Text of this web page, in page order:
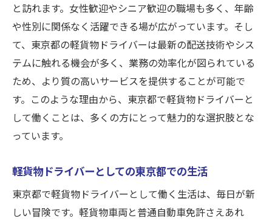
活用
普通免許で始める軽貨物ドライバーチャレ
ンジ
やる気があれば大丈夫東京都の軽貨物ドライバ
ーに挑戦
やる気次第で東京都の軽貨物ドライバーに
軽貨物ドライバーとしての挑戦心を東京都
やる気が鍵！軽貨物ドライバーの東京都で
の可能性
東京都でやる気を持って軽貨物ドライバー
と訪れます。女性歓迎やシニア歓迎の職場も多く、年齢
や性別に関係なく活躍できる場が広がっています。そし
て、東京都の軽貨物ドライバーは最新の配送技術やシス
テムに触れる機会が多く、業務の効率化が図られている
ため、より質の高いサービスを提供することが可能で
す。このような理由から、東京都で軽貨物ドライバーと
して働くことは、多くの方にとって魅力的な選択肢とな
っています。
軽貨物ドライバーとしての東京都での生活
東京都で軽貨物ドライバーとして働く生活は、毎日が新
しい冒険です。軽貨物車両と普通自動車免許さえあれ